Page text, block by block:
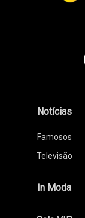
Notícias
Famosos
Televisão
In Moda